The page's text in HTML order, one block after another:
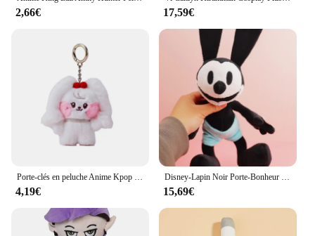
on giving.
2,66€ 17,59€
Porte-clés en peluche Anime Kpop IVE, pendentif Kawaii Wonyoun Gaeul Yujin Liz Rei Leesbones, décoration de sac de beurre, GérGifts, 8cm
4,19€
Disney-Lapin Noir Porte-Bonheur en Peluche pour Enfant, Jouet Doux avec de sulfOreilles, Cadeau d'Anniversaire
15,69€